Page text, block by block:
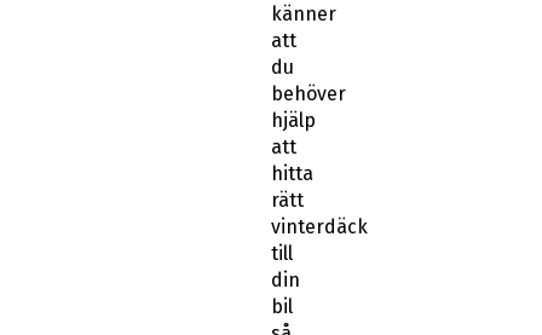
känner
att
du
behöver
hjälp
att
hitta
rätt
vinterdäck
till
din
bil